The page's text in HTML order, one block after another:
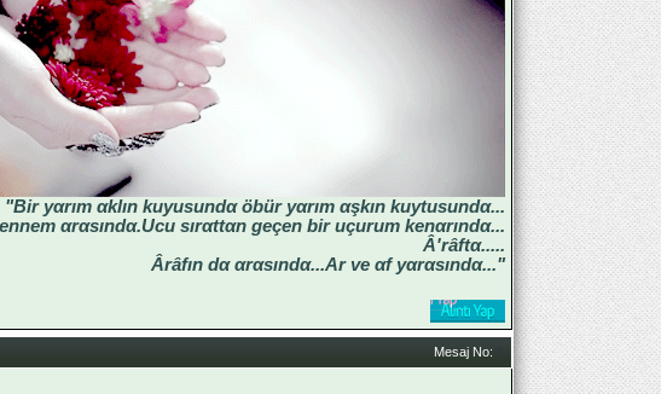
"Bir yαrım αklın kuyusundα öbür yαrım αşkın kuytusundα...
αrαsındα.Ucu sırαttαn geçen bir uçurum kenαrındα...
Â'râftα.....
Ârâfın dα αrαsındα...Ar ve αf yαrαsındα..."
Mesaj No: